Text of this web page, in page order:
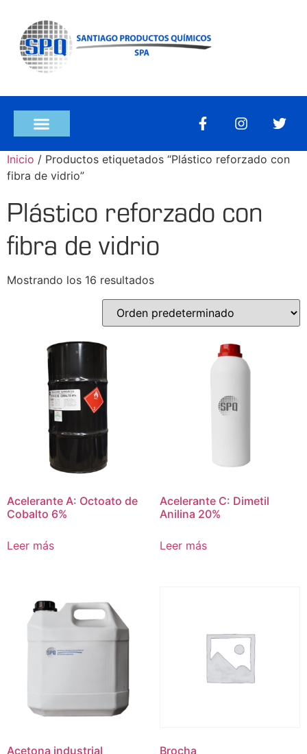
Inicio / Productos etiquetados “Plástico reforzado con
fibra de vidrio”
Plástico reforzado con
fibra de vidrio
Mostrando los 16 resultados
Acelerante A: Octoato de
Cobalto 6%
Leer más
Acelerante C: Dimetil
Anilina 20%
Leer más
Acetona industrial Brocha